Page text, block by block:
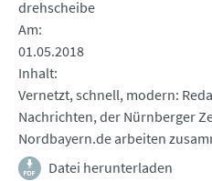
drehscheibe
Am
01.05.2018
Inhalt
Vernetzt, schnell, modern:
Nachrichten, der Nürnberger
Nordbayern.de arbeiten
Datei herunterladen